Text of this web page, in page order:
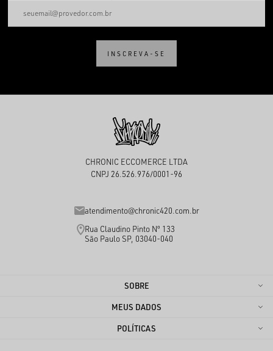
INSCREVA-SE
CHRONIC ECCOMERCE LTDA
CNPJ 26.526.976/0001-96
atendimento@chronic420.com.br
Rua Claudino Pinto Nº 133
São Paulo SP, 03040-040
SOBRE
MEUS DADOS
POLÍTICAS